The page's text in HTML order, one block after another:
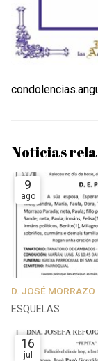
Noticias
9
ago
D. JOSÉ
ESQUELAS
16
jul